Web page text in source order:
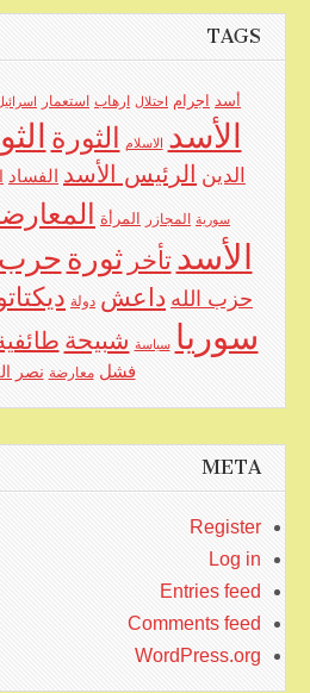
TAGS
أسد اجرام احتلال ارهاب استعمار
الأسد الاسلام الثورة
الدين الرئيس الأسد الفساد
سورية المجازر المرأة
الأسد تأخر ثورة حرب
حزب الله داعش دولة
سوريا سياسة شبيحة
فشل معارضة نصر
META
Register
Log in
Entries feed
Comments feed
WordPress.org